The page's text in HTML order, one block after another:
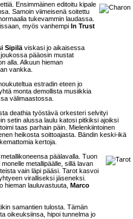
Ensimmäinen editoitu kipale
Samoin viimeisenä soitettu
tukevammin laudassa.
myös vanhempi In Trust
Sipiläviskasi jo aikaisessa
pääosin mustat
alla. Alkuun hieman
vankka.
estradin eteen jo
monta demollista musiikkia
välimaastossa.
deathia työstävä orkesteri selvityi
setin alussa laulu katosi pitkiksi ajoiksi
taas parhain päin. Mielenkiintoinen
heikosta soittoajasta. Bändin keski-ikä
kertoja.
päälavalla. Tuon
metallipäälle, sillä lavan
vain läpi pääsi. Tarot kasvoi
viralliseksi jäseneksi.
hieman lauluvastuuta, Marco
samantien tulosta. Tämän
oikeuksiinsa, hipoi tunnelma jo